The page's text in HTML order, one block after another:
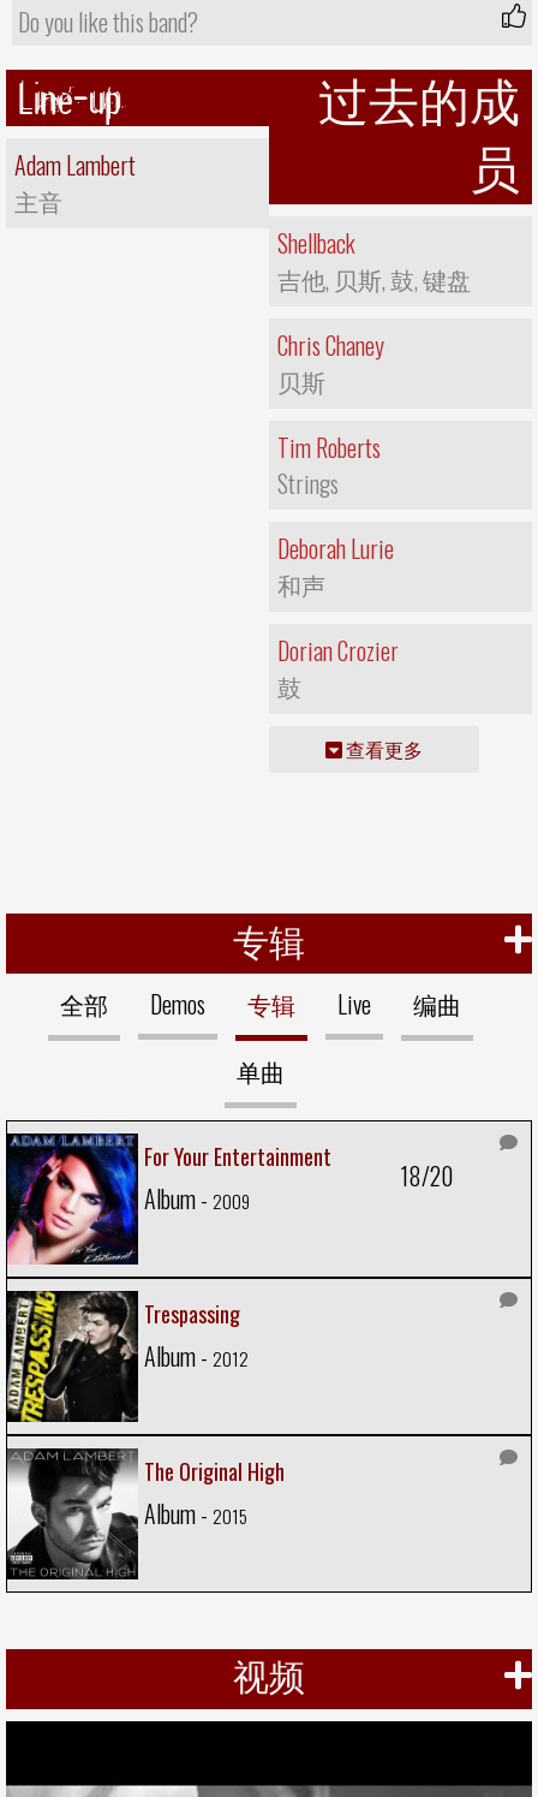
Do you like this band?
Line-up
Adam Lambert
主音
过去的成
员
Shellback
吉他, 贝斯, 鼓, 键盘
Chris Chaney
贝斯
Tim Roberts
Strings
Deborah Lurie
和声
Dorian Crozier
鼓
查看更多
专辑
全部 Demos 专辑 Live
编曲
单曲
For Your Entertainment
Album - 2009
18/20
Trespassing
Album - 2012
The Original High
Album - 2015
视频